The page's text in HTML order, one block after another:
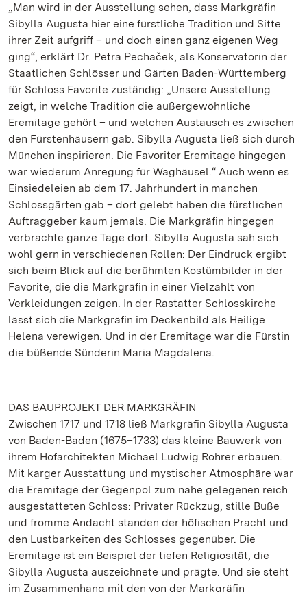
„Man wird in der Ausstellung sehen, dass Markgräfin
Sibylla Augusta hier eine fürstliche Tradition und Sitte
ihrer Zeit aufgriff – und doch einen ganz eigenen Weg
ging“, erklärt Dr. Petra Pechaček, als Konservatorin der
Staatlichen Schlösser und Gärten Baden-Württemberg
für Schloss Favorite zuständig: „Unsere Ausstellung
zeigt, in welche Tradition die außergewöhnliche
Eremitage gehört – und welchen Austausch es zwischen
den Fürstenhäusern gab. Sibylla Augusta ließ sich durch
München inspirieren. Die Favoriter Eremitage hingegen
war wiederum Anregung für Waghäusel.“ Auch wenn es
Einsiedeleien ab dem 17. Jahrhundert in manchen
Schlossgärten gab – dort gelebt haben die fürstlichen
Auftraggeber kaum jemals. Die Markgräfin hingegen
verbrachte ganze Tage dort. Sibylla Augusta sah sich
wohl gern in verschiedenen Rollen: Der Eindruck ergibt
sich beim Blick auf die berühmten Kostümbilder in der
Favorite, die die Markgräfin in einer Vielzahlt von
Verkleidungen zeigen. In der Rastatter Schlosskirche
lässt sich die Markgräfin im Deckenbild als Heilige
Helena verewigen. Und in der Eremitage war die Fürstin
die büßende Sünderin Maria Magdalena.
DAS BAUPROJEKT DER MARKGRÄFIN
Zwischen 1717 und 1718 ließ Markgräfin Sibylla Augusta
von Baden-Baden (1675–1733) das kleine Bauwerk von
ihrem Hofarchitekten Michael Ludwig Rohrer erbauen.
Mit karger Ausstattung und mystischer Atmosphäre war
die Eremitage der Gegenpol zum nahe gelegenen reich
ausgestatteten Schloss: Privater Rückzug, stille Buße
und fromme Andacht standen der höfischen Pracht und
den Lustbarkeiten des Schlosses gegenüber. Die
Eremitage ist ein Beispiel der tiefen Religiosität, die
Sibylla Augusta auszeichnete und prägte. Und sie steht
im Zusammenhang mit den von der Markgräfin